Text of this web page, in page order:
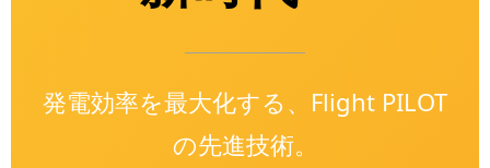
発電効率を最大化する、Flight PILOT
の先進技術。